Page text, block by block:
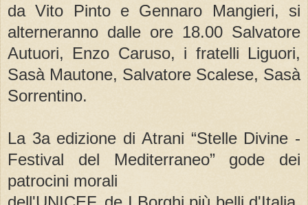
da Vito Pinto e Gennaro Mangieri, si
alterneranno dalle ore 18.00 Salvatore
Autuori, Enzo Caruso, i fratelli Liguori,
Sasà Mautone, Salvatore Scalese, Sasà
Sorrentino.
La 3a edizione di Atrani “Stelle Divine -
Festival del Mediterraneo” gode dei
patrocini morali